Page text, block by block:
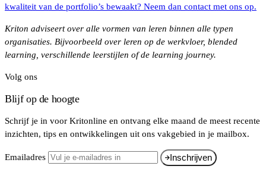
kwaliteit van de portfolio’s bewaakt? Neem dan contact met ons op.
Kriton adviseert over alle vormen van leren binnen alle typen
organisaties. Bijvoorbeeld over leren op de werkvloer, blended
learning, verschillende leerstijlen of de learning journey.
Volg ons
Blijf op de hoogte
Schrijf je in voor Kritonline en ontvang elke maand de meest recente
inzichten, tips en ontwikkelingen uit ons vakgebied in je mailbox.
Emailadres Inschrijven